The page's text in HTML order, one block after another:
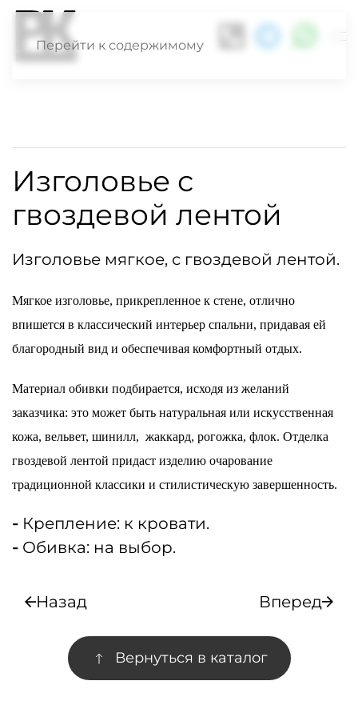
Перейти к содержимому
Изголовье с
гвоздевой лентой
Изголовье мягкое, с гвоздевой лентой.
Мягкое изголовье, прикрепленное к стене, отлично
впишется в классический интерьер спальни, придавая ей
благородный вид и обеспечивая комфортный отдых.
Материал обивки подбирается, исходя из желаний
заказчика: это может быть натуральная или искусственная
кожа, вельвет, шинилл, жаккард, рогожка, флок. Отделка
гвоздевой лентой придаст изделию очарование
традиционной классики и стилистическую завершенность.
- Крепление: к кровати.
- Обивка: на выбор.
Назад Вперед
Вернуться в каталог